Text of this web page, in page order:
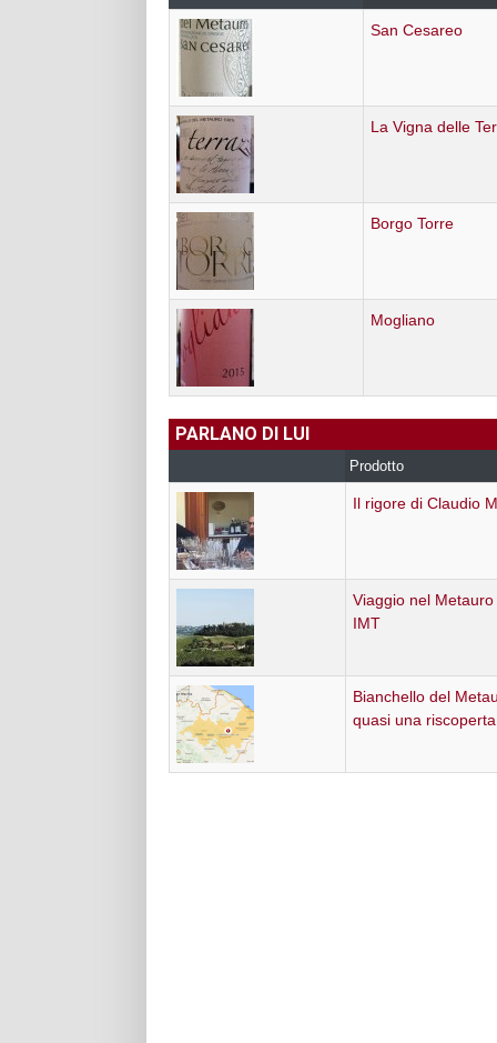
San Cesareo
La Vigna delle
Borgo Torre
Mogliano
PARLANO DI LUI
Prodotto
Il rigore di Claudio
Viaggio nel Metauro
IMT
Bianchello del
quasi una riscoperta